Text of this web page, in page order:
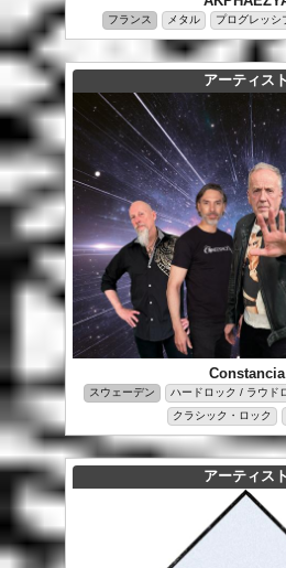
フランス メタル プログレッシ
アーティスト
Constancia
スウェーデン ハードロック / ラウド
クラシック・ロック
アーティスト